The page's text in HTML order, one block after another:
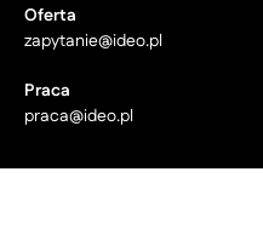
Oferta
zapytanie@ideo.pl
Praca
praca@ideo.pl